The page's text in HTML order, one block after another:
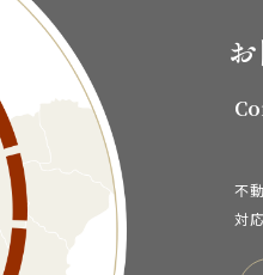
不
対